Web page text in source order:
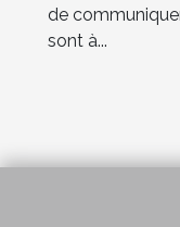
de
sont à...